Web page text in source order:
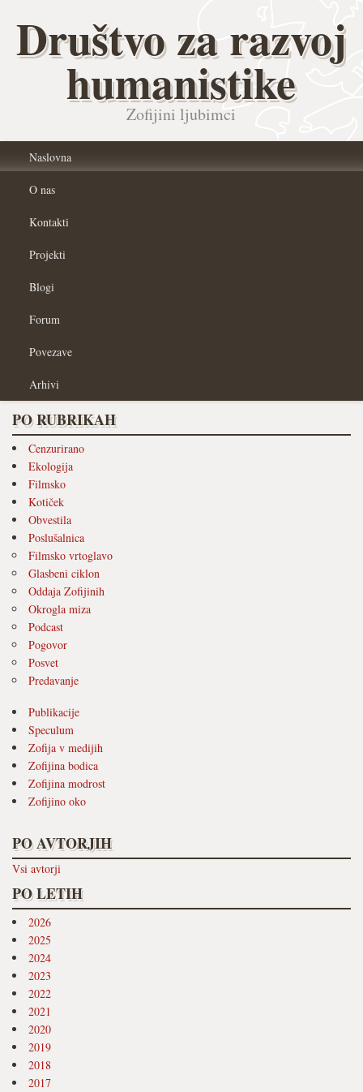
Društvo za razvoj
humanistike
Zofijini ljubimci
Naslovna
O nas
Kontakti
Projekti
Blogi
Forum
Povezave
Arhivi
PO RUBRIKAH
Cenzurirano
Ekologija
Filmsko
Kotiček
Obvestila
Poslušalnica
Filmsko vrtoglavo
Glasbeni ciklon
Oddaja Zofijinih
Okrogla miza
Podcast
Pogovor
Posvet
Predavanje
Publikacije
Speculum
Zofija v medijih
Zofijina bodica
Zofijina modrost
Zofijino oko
PO AVTORJIH
Vsi avtorji
PO LETIH
2026
2025
2024
2023
2022
2021
2020
2019
2018
2017